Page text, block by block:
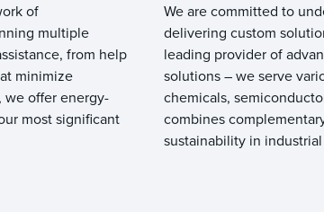
of
multiple
from help
minimize
offer energy-
most significant
We are committed to
delivering custom
leading provider of
solutions – we serve
chemicals,
combines
sustainability in